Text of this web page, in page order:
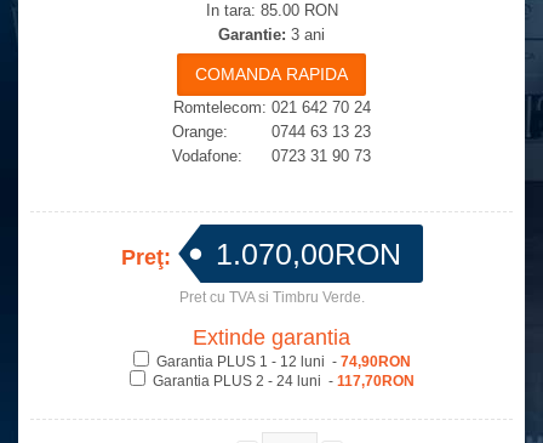
In tara: 85.00 RON
Garantie: 3 ani
Romtelecom: 021 642 70 24
Orange: 0744 63 13 23
Vodafone: 0723 31 90 73
Preţ: 1.070,00RON
Pret cu TVA si Timbru Verde.
Extinde garantia
Garantia PLUS 1 - 12 luni - 74,90RON
Garantia PLUS 2 - 24 luni - 117,70RON